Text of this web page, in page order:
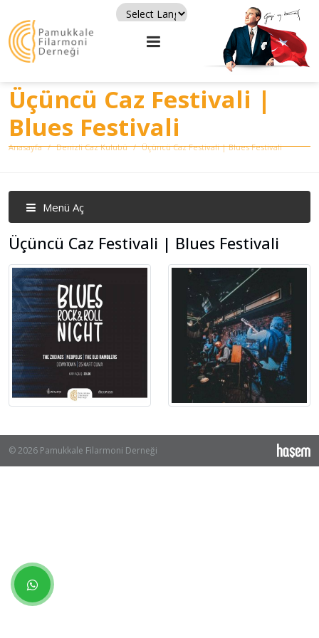
Powered by
Translate
Üçüncü Caz Festivali |
Blues Festivali
Anasayfa Denizli Caz Kulubü Üçüncü Caz Festivali | Blues Festivali
Menü Aç
Üçüncü Caz Festivali | Blues Festivali
© 2026 Pamukkale Filarmoni Derneği